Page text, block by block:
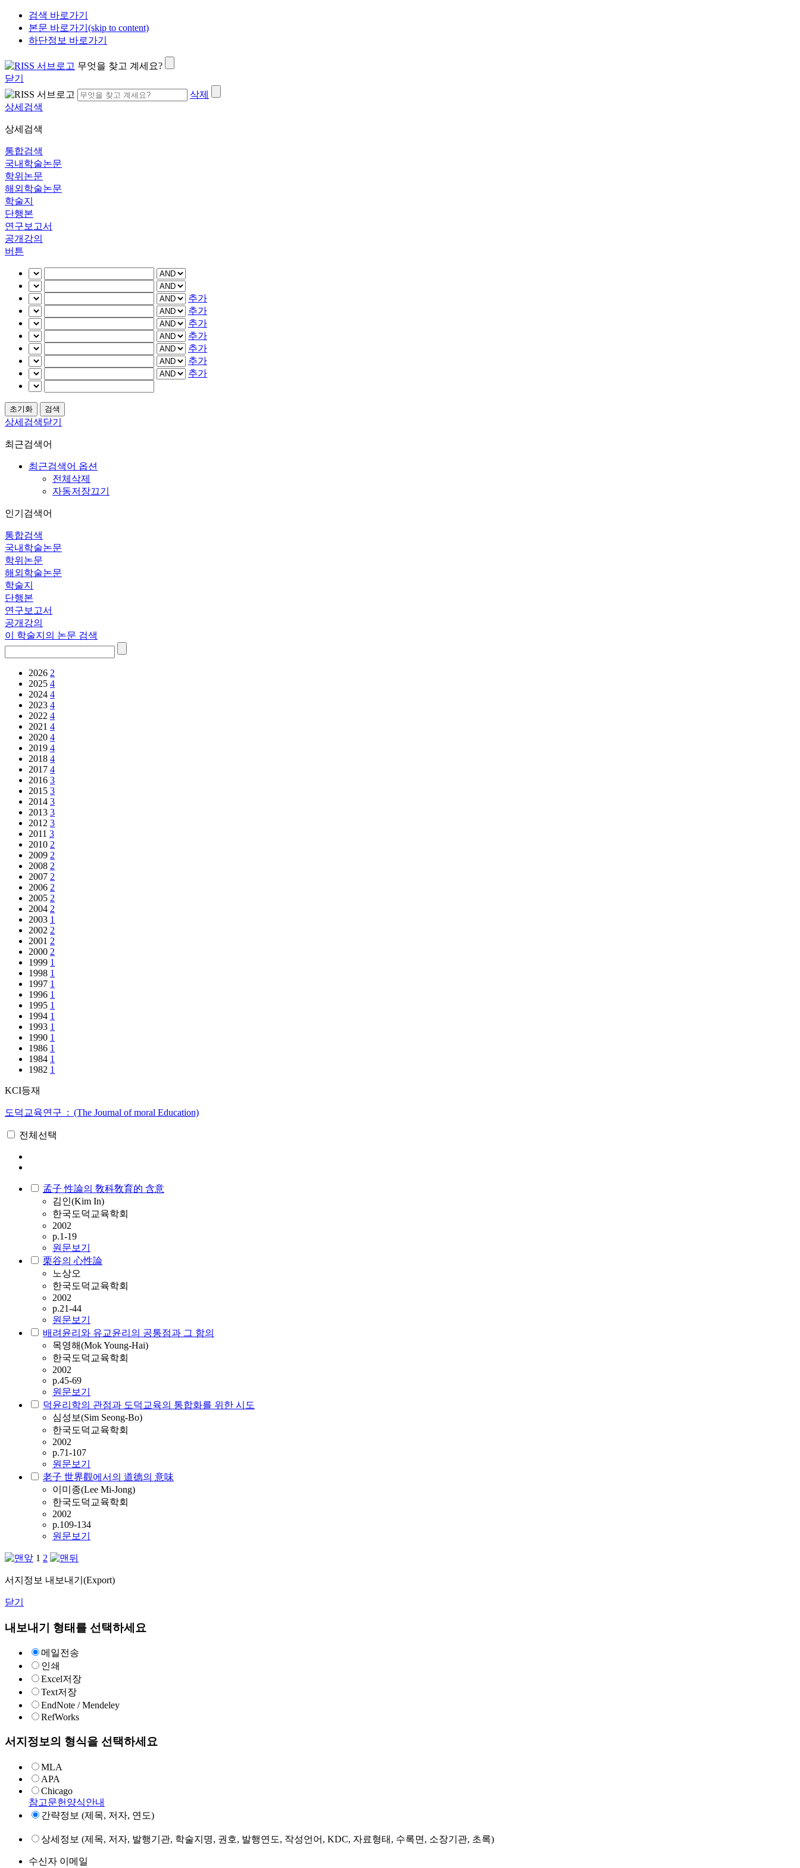
검색 바로가기
본문 바로가기(skip to content)
하단정보 바로가기
무엇을 찾고 계세요?
닫기
삭제
상세검색
상세검색
통합검색
국내학술논문
학위논문
해외학술논문
학술지
단행본
연구보고서
공개강의
버튼
추가
추가
추가
추가
추가
추가
추가
상세검색닫기
최근검색어
최근검색어 옵션
전체삭제
자동저장끄기
인기검색어
통합검색
국내학술논문
학위논문
해외학술논문
학술지
단행본
연구보고서
공개강의
이 학술지의 논문 검색
2026 2
2025 4
2024 4
2023 4
2022 4
2021 4
2020 4
2019 4
2018 4
2017 4
2016 3
2015 3
2014 3
2013 3
2012 3
2011 3
2010 2
2009 2
2008 2
2007 2
2006 2
2005 2
2004 2
2003 1
2002 2
2001 2
2000 2
1999 1
1998 1
1997 1
1996 1
1995 1
1994 1
1993 1
1990 1
1986 1
1984 1
1982 1
KCI등재
도덕교육연구 : (The Journal of moral Education)
전체선택
孟子 性論의 敎科敎育的 含意
김인(Kim In)
한국도덕교육학회
2002
p.1-19
원문보기
栗谷의 心性論
노상오
한국도덕교육학회
2002
p.21-44
원문보기
배려윤리와 유교윤리의 공통점과 그 함의
목영해(Mok Young-Hai)
한국도덕교육학회
2002
p.45-69
원문보기
덕윤리학의 관점과 도덕교육의 통합화를 위한 시도
심성보(Sim Seong-Bo)
한국도덕교육학회
2002
p.71-107
원문보기
老子 世界觀에서의 道德의 意味
이미종(Lee Mi-Jong)
한국도덕교육학회
2002
p.109-134
원문보기
1 2
서지정보 내보내기(Export)
닫기
내보내기 형태를 선택하세요
메일전송
인쇄
Excel저장
Text저장
EndNote / Mendeley
RefWorks
서지정보의 형식을 선택하세요
MLA
APA
Chicago
참고문헌양식안내
간략정보 (제목, 저자, 연도)
상세정보 (제목, 저자, 발행기관, 학술지명, 권호, 발행연도, 작성언어, KDC, 자료형태, 수록면, 소장기관, 초록)
수신자 이메일